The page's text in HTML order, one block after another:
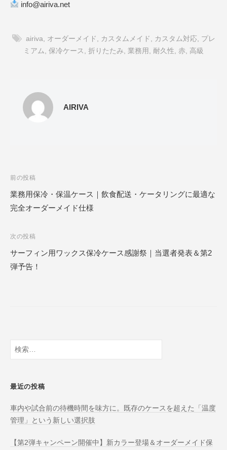
info@airiva.net
airiva, オーダーメイド , カスタムメイド , カスタム対応, プレ
ミアム, 保冷ケース , 折りたたみ, 業務用 , 耐久性, 赤, 高級
AIRIVA
投
稿
ナ
ゲ
ー
シ
前の投稿
業務用保冷・保温ケース｜飲食配送・ケータリングに最適な
完全オーダーメイド仕様
次の投稿
サーフィン用ワックス保冷ケース感謝祭｜当選者発表＆第2
弾予告！
検
索:
最近の投稿
車内や試合前の待機時間を味方に。既存のケースを超えた「温度
管理」という新しい選択肢
【第2弾キャンペーン開催中】新カラー登場＆オーダーメイド保